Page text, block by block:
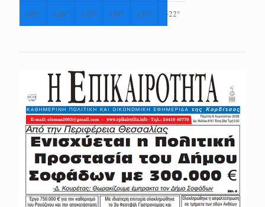
+25° +28° +25° +24° +23° +22°